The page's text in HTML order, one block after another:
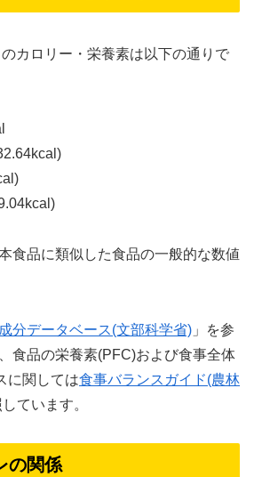
カロリー・栄養素は以下の通りで
食品に類似した食品の一般的な数値
分データベース(文部科学省) 」を参
食品の栄養素(PFC)および食事全体
に関しては食事バランスガイド(農林
ています。
の関係